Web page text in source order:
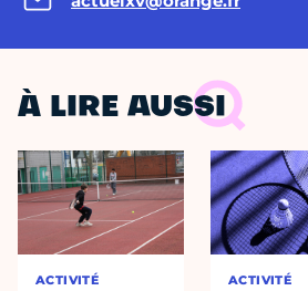
À LIRE AUSSI
ACTIVITÉ ACTIVITÉ